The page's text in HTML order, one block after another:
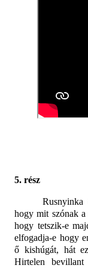
5. rész
hogy mit szónak
hogy tetszik-e
elfogadja-e hogy
ő kishúgát, hát
Hirtelen